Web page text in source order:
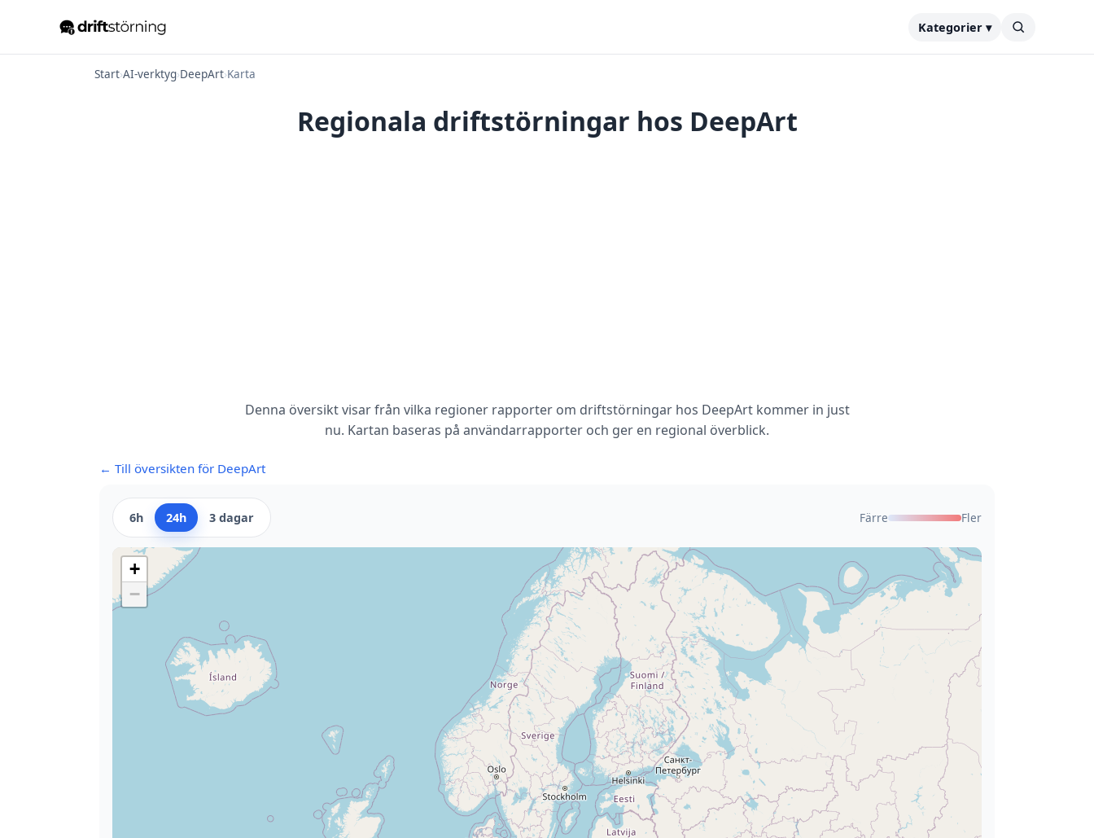
Kategorier ▾
Start›AI-verktyg›DeepArt›Karta
Regionala driftstörningar hos DeepArt
Denna översikt visar från vilka regioner rapporter om driftstörningar hos DeepArt kommer in just
nu. Kartan baseras på användarrapporter och ger en regional överblick.
← Till översikten för DeepArt
6h 24h 3 dagar Färre Fler
+
−